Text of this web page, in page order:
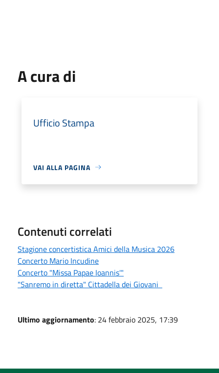
A cura di
Ufficio Stampa
VAI ALLA PAGINA
Contenuti correlati
Stagione concertistica Amici della Musica 2026
Concerto Mario Incudine
Concerto "Missa Papae Ioannis'"
"Sanremo in diretta" Cittadella dei Giovani
Ultimo aggiornamento: 24 febbraio 2025, 17:39